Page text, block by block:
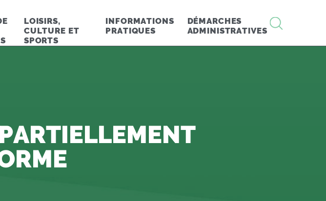
LOISIRS,
CULTURE ET
SPORTS
INFORMATIONS
PRATIQUES
DÉMARCHES
ADMINISTRATIVES